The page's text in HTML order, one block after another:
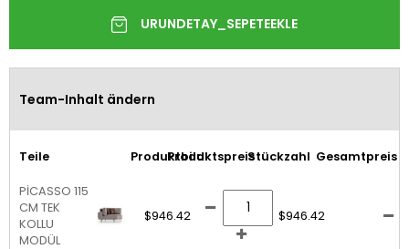
Team-Inhalt ändern
Teile ProduktbildProduktspreisStückzahl Gesamtpreis
PİCASSO 115
CM TEK
KOLLU
MODÜL
$946.42 $946.42